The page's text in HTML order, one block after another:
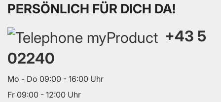
PERSÖNLICH FÜR DICH DA!
+43 5
02240
Mo - Do 09:00 - 16:00 Uhr
Fr 09:00 - 12:00 Uhr